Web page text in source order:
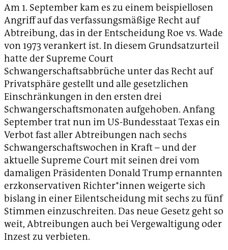
Am 1. September kam es zu einem beispiellosen
Angriff auf das verfassungsmäßige Recht auf
Abtreibung, das in der Entscheidung Roe vs. Wade
von 1973 verankert ist. In diesem Grundsatzurteil
hatte der Supreme Court
Schwangerschaftsabbrüche unter das Recht auf
Privatsphäre gestellt und alle gesetzlichen
Einschränkungen in den ersten drei
Schwangerschaftsmonaten aufgehoben. Anfang
September trat nun im US-Bundesstaat Texas ein
Verbot fast aller Abtreibungen nach sechs
Schwangerschaftswochen in Kraft – und der
aktuelle Supreme Court mit seinen drei vom
damaligen Präsidenten Donald Trump ernannten
erzkonservativen Richter*innen weigerte sich
bislang in einer Eilentscheidung mit sechs zu fünf
Stimmen einzuschreiten. Das neue Gesetz geht so
weit, Abtreibungen auch bei Vergewaltigung oder
Inzest zu verbieten.